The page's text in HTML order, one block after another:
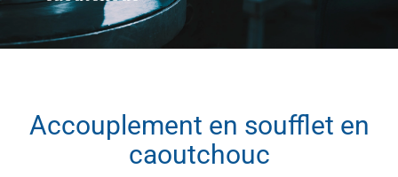
Accouplement en soufflet en
caoutchouc